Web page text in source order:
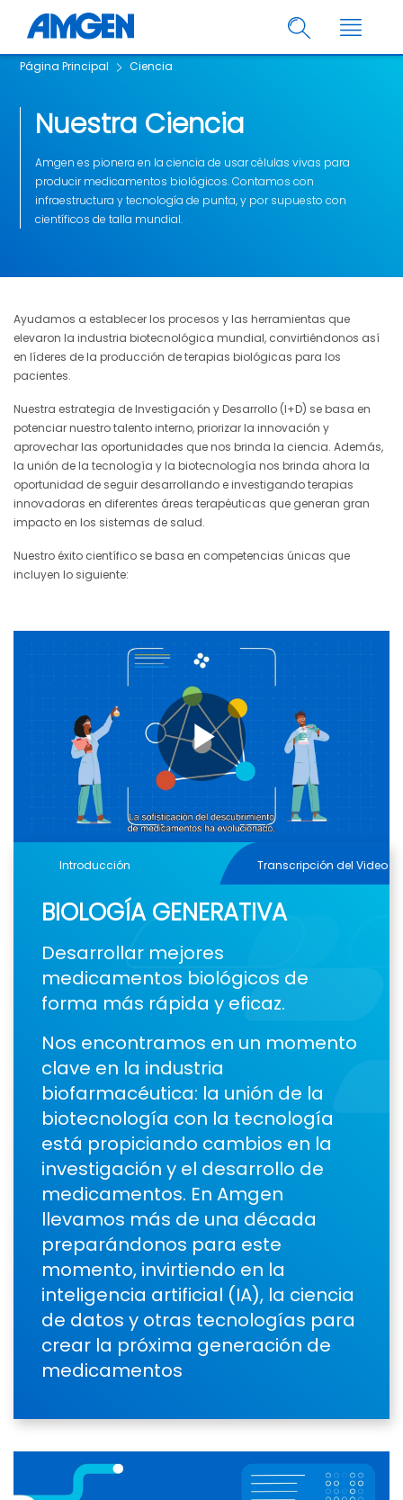
Página Principal Ciencia
Nuestra Ciencia
Amgen es pionera en la ciencia de usar células vivas para
producir medicamentos biológicos. Contamos con
infraestructura y tecnología de punta, y por supuesto con
científicos de talla mundial.
Ayudamos a establecer los procesos y las herramientas que
elevaron la industria biotecnológica mundial, convirtiéndonos así
en líderes de la producción de terapias biológicas para los
pacientes.
Nuestra estrategia de Investigación y Desarrollo (I+D) se basa en
potenciar nuestro talento interno, priorizar la innovación y
aprovechar las oportunidades que nos brinda la ciencia. Además,
la unión de la tecnología y la biotecnología nos brinda ahora la
oportunidad de seguir desarrollando e investigando terapias
innovadoras en diferentes áreas terapéuticas que generan gran
impacto en los sistemas de salud.
Nuestro éxito científico se basa en competencias únicas que
incluyen lo siguiente:
Play
Video
Introducción Transcripción del Video
BIOLOGÍA GENERATIVA
Desarrollar mejores
medicamentos biológicos de
forma más rápida y eficaz.
Nos encontramos en un momento
clave en la industria
biofarmacéutica: la unión de la
biotecnología con la tecnología
está propiciando cambios en la
investigación y el desarrollo de
medicamentos. En Amgen
llevamos más de una década
preparándonos para este
momento, invirtiendo en la
inteligencia artificial (IA), la ciencia
de datos y otras tecnologías para
crear la próxima generación de
medicamentos